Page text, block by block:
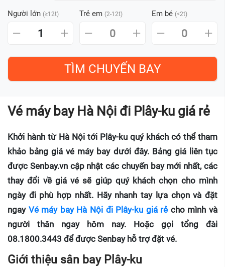
Người lớn (≥12t) Trẻ em (2-12t) Em bé (<2t)
1 0 0
Vé máy bay Hà Nội đi Plây-ku giá rẻ
Khởi hành từ Hà Nội tới Plây-ku quý khách có thể tham
khảo bảng giá vé máy bay dưới đây. Bảng giá liên tục
được Senbay.vn cập nhật các chuyến bay mới nhất, các
thay đổi về giá vé sẽ giúp quý khách chọn cho mình
ngày đi phù hợp nhất. Hãy nhanh tay lựa chọn và đặt
ngay Vé máy bay Hà Nội đi Plây-ku giá rẻ cho mình và
người thân ngay hôm nay. Hoặc gọi tổng đài
08.1800.3443 để được Senbay hỗ trợ đặt vé.
Giới thiệu sân bay Plây-ku